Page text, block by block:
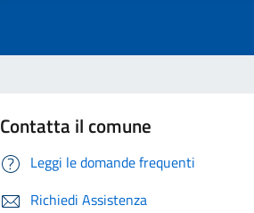
Contatta il comune
Leggi le domande frequenti
Richiedi Assistenza